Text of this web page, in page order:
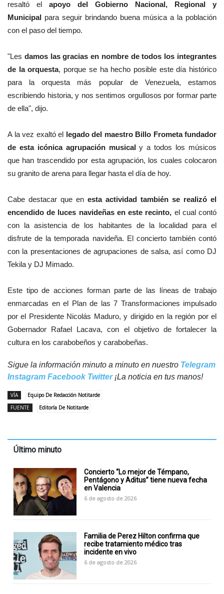
resaltó el apoyo del Gobierno Nacional, Regional y
Municipal para seguir brindando buena música a la población
con el paso del tiempo.
"Les damos las gracias en nombre de todos los integrantes
de la orquesta, porque se ha hecho posible este día histórico
para la orquesta más popular de Venezuela, estamos
escribiendo historia, y nos sentimos orgullosos por formar parte
de ella", dijo.
A la vez exaltó el legado del maestro Billo Frometa fundador
de esta icónica agrupación musicaly a todos los músicos
que han trascendido por esta agrupación, los cuales colocaron
su granito de arena para llegar hasta el día de hoy.
Cabe destacar que en esta actividad también se realizó el
encendido de luces navideñas en este recinto, el cual contó
con la asistencia de los habitantes de la localidad para el
disfrute de la temporada navideña. El concierto también contó
con la presentaciones de agrupaciones de salsa, así como DJ
Tekila y DJ Mimado.
Este tipo de acciones forman parte de las líneas de trabajo
enmarcadas en el Plan de las 7 Transformaciones impulsado
por el Presidente Nicolás Maduro, y dirigido en la región por el
Gobernador Rafael Lacava, con el objetivo de fortalecer la
cultura en los carabobeños y carabobeñas.
Sigue la información minuto a minuto en nuestro Telegram
Instagram Facebook Twitter¡La noticia en tus manos!
VÍA
Equipo De Redacción Notitarde
FUENTE
Editoría De Notitarde
Último minuto
Concierto “Lo mejor de Témpano,
Pentágono y Aditus” tiene nueva fecha
en Valencia
6 de agosto de 2026
Familia de Perez Hilton confirma que
recibe tratamiento médico tras
incidente en vivo
6 de agosto de 2026